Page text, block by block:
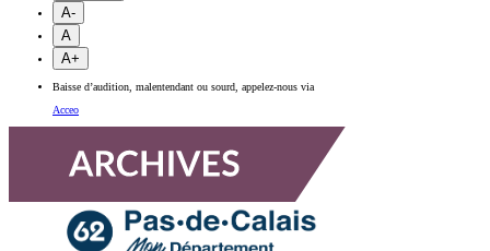
A-
A
A+
Baisse d’audition, malentendant ou sourd, appelez-nous via
Acceo